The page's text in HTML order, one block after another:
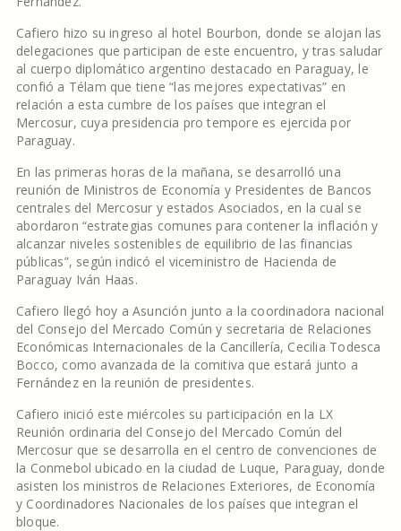
Cafiero hizo su ingreso al hotel Bourbon, donde se alojan las
delegaciones que participan de este encuentro, y tras saludar
al cuerpo diplomático argentino destacado en Paraguay, le
confió a Télam que tiene “las mejores expectativas” en
relación a esta cumbre de los países que integran el
Mercosur, cuya presidencia pro tempore es ejercida por
Paraguay.
En las primeras horas de la mañana, se desarrolló una
reunión de Ministros de Economía y Presidentes de Bancos
centrales del Mercosur y estados Asociados, en la cual se
abordaron “estrategias comunes para contener la inflación y
alcanzar niveles sostenibles de equilibrio de las financias
públicas”, según indicó el viceministro de Hacienda de
Paraguay Iván Haas.
Cafiero llegó hoy a Asunción junto a la coordinadora nacional
del Consejo del Mercado Común y secretaria de Relaciones
Económicas Internacionales de la Cancillería, Cecilia Todesca
Bocco, como avanzada de la comitiva que estará junto a
Fernández en la reunión de presidentes.
Cafiero inició este miércoles su participación en la LX
Reunión ordinaria del Consejo del Mercado Común del
Mercosur que se desarrolla en el centro de convenciones de
la Conmebol ubicado en la ciudad de Luque, Paraguay, donde
asisten los ministros de Relaciones Exteriores, de Economía
y Coordinadores Nacionales de los países que integran el
bloque.